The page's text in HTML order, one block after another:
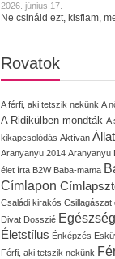
2026. június 17.
Ne csináld ezt, kisfiam,
Rovatok
A férfi, aki tetszik nekünk A
A Ridikülben mondták A
kikapcsolódás Aktívan
Aranyanyu 2014 Aranyanyu
élet írta B2W Baba-mama
Címlapon
Családi kirakós Csillagászat
Divat Dosszié Egészség
Életstílus Énképzés
Férfi, aki tetszik nekünk